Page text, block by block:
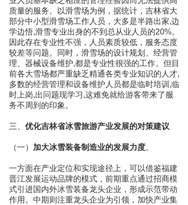
质量的服务。以滑雪场为例，据统计，吉林省大
部分中小型滑雪场工作人员，大多是半路出家,边
学边悟,滑雪专业出身的不到总从业人员的20%。
因此存在专业性不强，人员素质较低，服务态度
较差等问题。同时，滑雪场的设计规划、经营管
理、器械设备维护,都是专业性很强的工作。但目
前各大雪场都严重缺乏精通各类专业知识的人才,
多数的经营管理和设备维护人员都是临时培训,临
时上岗,出问题现学习,这难免就给游客带来了服
务不周到的印象。
三、 优化吉林省冰雪旅游产业发展的对策建议
（一） 加大冰雪装备制造业的发展力度。
一方面在产业定位和实现途径上，可以借鉴福建
晋江发展运动品牌的模式，前期重点通过招商模
式引进国内外冰雪装备龙头企业，形成示范带动
作用。中期则注重龙头企业为引领，加快产业集